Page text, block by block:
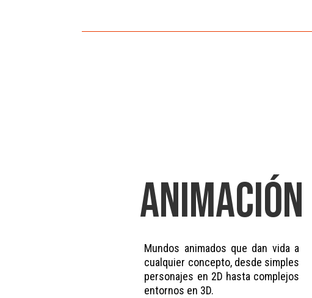
ANIMACIÓN
Mundos animados que dan vida a
cualquier concepto, desde simples
personajes en 2D hasta complejos
entornos en 3D.